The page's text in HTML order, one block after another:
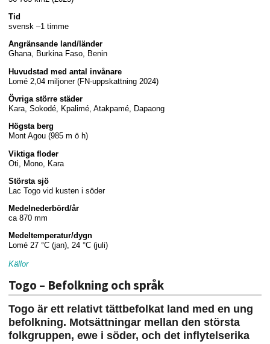
Tid
svensk –1 timme
Angränsande land/länder
Ghana, Burkina Faso, Benin
Huvudstad med antal invånare
Lomé 2,04 miljoner (FN-uppskattning 2024)
Övriga större städer
Kara, Sokodé, Kpalimé, Atakpamé, Dapaong
Högsta berg
Mont Agou (985 m ö h)
Viktiga floder
Oti, Mono, Kara
Största sjö
Lac Togo vid kusten i söder
Medelnederbörd/år
ca 870 mm
Medeltemperatur/dygn
Lomé 27 °C (jan), 24 °C (juli)
Källor
Togo – Befolkning och språk
Togo är ett relativt tättbefolkat land med en ung
befolkning. Motsättningar mellan den största
folkgruppen, ewe i söder, och det inflytelserika